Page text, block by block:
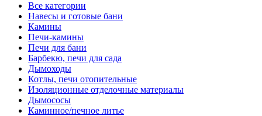
Все категории
Навесы и готовые бани
Камины
Печи-камины
Печи для бани
Барбекю, печи для сада
Дымоходы
Котлы, печи отопительные
Изоляционные отделочные материалы
Дымососы
Каминное/печное литье